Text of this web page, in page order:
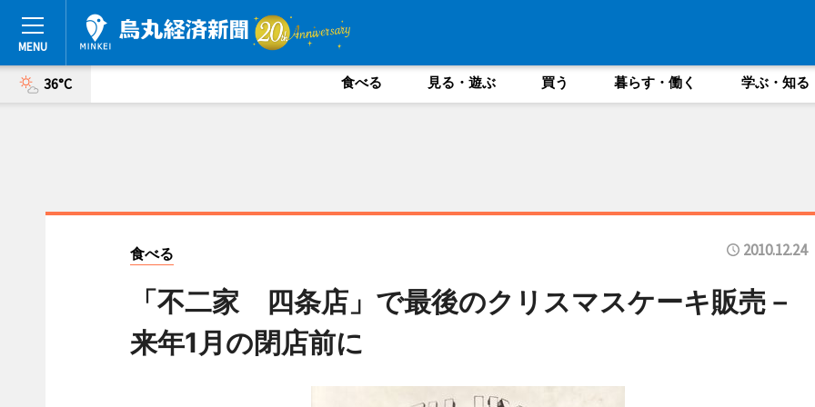
36°C 食べる 見る・遊ぶ 買う 暮らす・働く 学ぶ・知る
食べる 2010.12.24
「不二家 四条店」で最後のクリスマスケーキ販売－
来年1月の閉店前に